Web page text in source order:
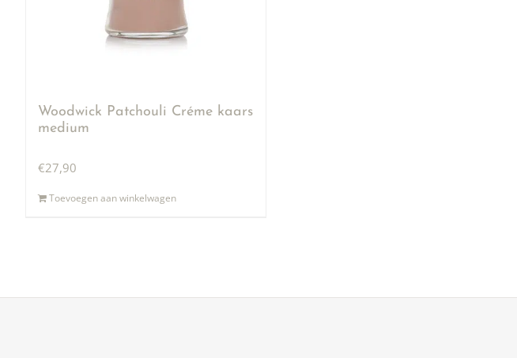
Woodwick Patchouli Créme kaars
medium
€27,90
Toevoegen aan winkelwagen